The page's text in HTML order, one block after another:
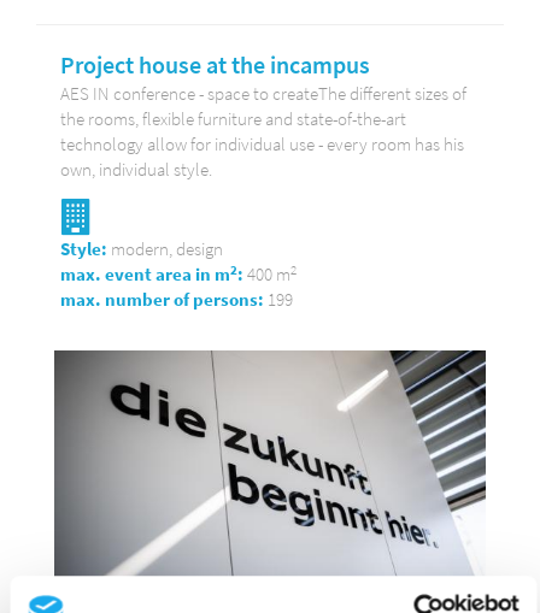
Project house at the incampus
AES IN conference - space to createThe different sizes of
the rooms, flexible furniture and state-of-the-art
technology allow for individual use - every room has his
own, individual style.
Style: modern, design
max. event area in m2: 400 m2
max. number of persons: 199